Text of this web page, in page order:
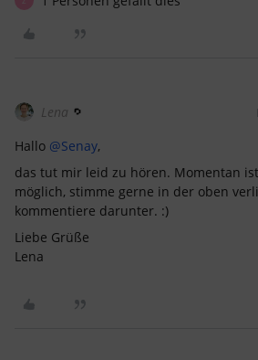
Lena
Hallo @Senay,
das tut mir leid zu hören. Momentan
möglich, stimme gerne in der oben
kommentiere darunter. :)
Liebe Grüße
Lena